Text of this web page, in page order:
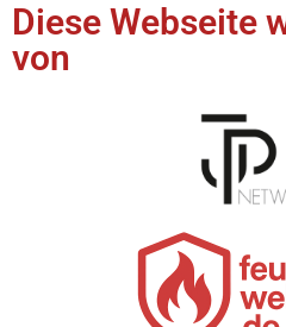
Diese Webseite
von